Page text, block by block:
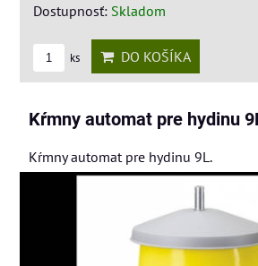
Dostupnosť: Skladom
ks DO KOŠÍKA
Kŕmny automat pre hydinu
Kŕmny automat pre hydinu 9L.